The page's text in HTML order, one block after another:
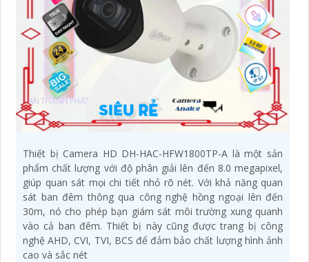
Thiết bị Camera HD DH-HAC-HFW1800TP-A là một sản
phẩm chất lượng với độ phân giải lên đến 8.0 megapixel,
giúp quan sát mọi chi tiết nhỏ rõ nét. Với khả năng quan
sát ban đêm thông qua công nghệ hồng ngoại lên đến
30m, nó cho phép bạn giám sát môi trường xung quanh
vào cả ban đêm. Thiết bị này cũng được trang bị công
nghệ AHD, CVI, TVI, BCS để đảm bảo chất lượng hình ảnh
cao và sắc nét